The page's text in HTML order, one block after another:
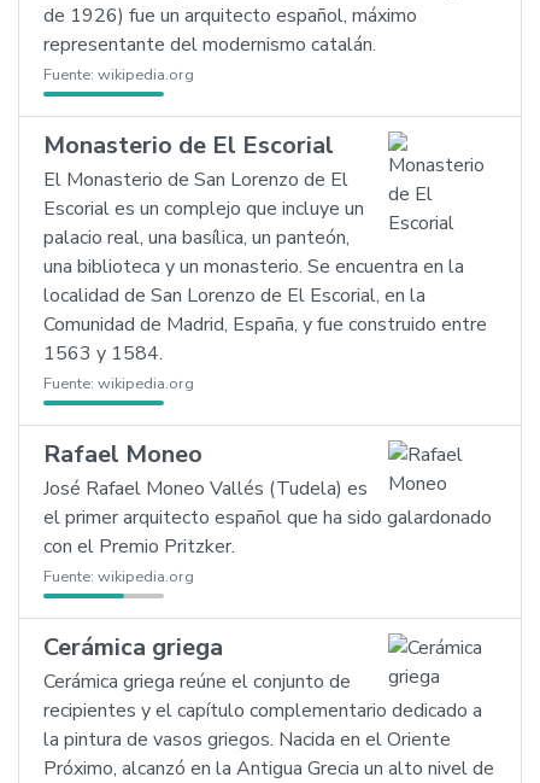
de 1926) fue un arquitecto español, máximo
representante del modernismo catalán.
Fuente: wikipedia.org
Monasterio de El Escorial
El Monasterio de San Lorenzo de El
Escorial es un complejo que incluye un
palacio real, una basílica, un panteón,
una biblioteca y un monasterio. Se encuentra en la
localidad de San Lorenzo de El Escorial, en la
Comunidad de Madrid, España, y fue construido entre
1563 y 1584.
Fuente: wikipedia.org
Rafael Moneo
José Rafael Moneo Vallés (Tudela) es
el primer arquitecto español que ha sido galardonado
con el Premio Pritzker.
Fuente: wikipedia.org
Cerámica griega
Cerámica griega reúne el conjunto de
recipientes y el capítulo complementario dedicado a
la pintura de vasos griegos. Nacida en el Oriente
Próximo, alcanzó en la Antigua Grecia un alto nivel de